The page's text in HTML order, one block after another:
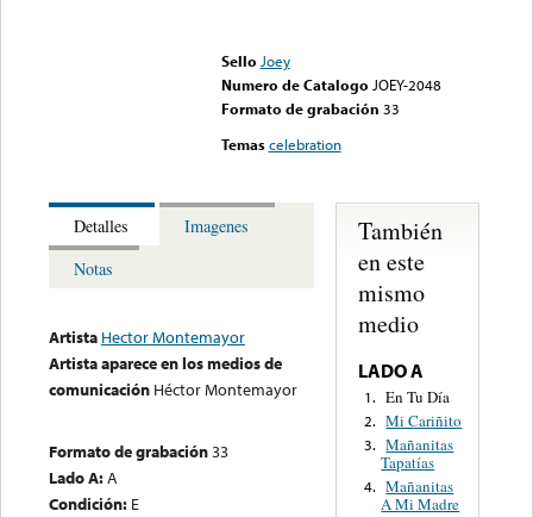
Sello Joey
Numero de Catalogo JOEY-2048
Formato de grabación 33
Temas celebration
Detalles
Imagenes
Notas
Artista Hector Montemayor
Artista aparece en los medios de
comunicación Héctor Montemayor
Formato de grabación33
Lado A:A
Condición: E
También
en este
mismo
medio
LADO A
1. En Tu Día
2. Mi Cariñito
3. Mañanitas
Tapatías
4. Mañanitas
A Mi Madre